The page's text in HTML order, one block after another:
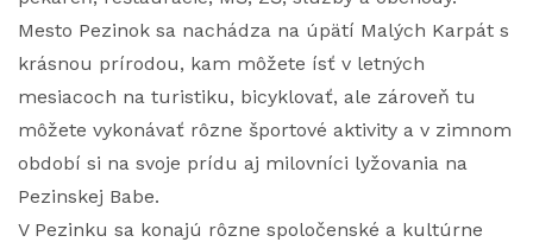
Mesto Pezinok sa nachádza na úpätí Malých Karpát s
krásnou prírodou, kam môžete ísť v letných
mesiacoch na turistiku, bicyklovať, ale zároveň tu
môžete vykonávať rôzne športové aktivity a v zimnom
období si na svoje prídu aj milovníci lyžovania na
Pezinskej Babe.
V Pezinku sa konajú rôzne spoločenské a kultúrne